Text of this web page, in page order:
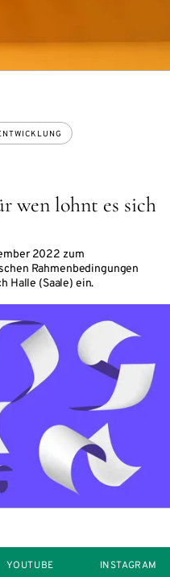
wen lohnt es sich
2022 zum
Rahmenbedingungen
Halle (Saale) ein.
YOUTUBE INSTAGRAM